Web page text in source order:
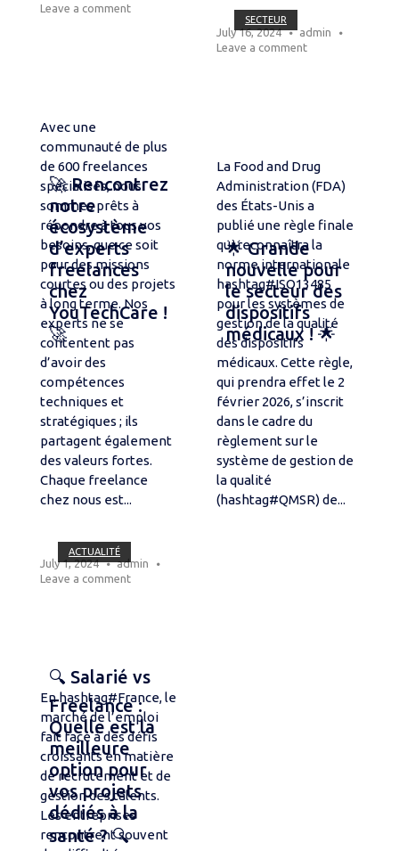
🚀 Rencontrez
notre
écosystème
d’experts
freelances
chez
YouTechCare !
🚀
Leave a comment
Avec une
communauté de plus
de 600 freelances
spécialisés, nous
sommes prêts à
répondre à tous vos
besoins, que ce soit
pour des missions
courtes ou des projets
à long terme. Nos
experts ne se
contentent pas
d’avoir des
compétences
techniques et
stratégiques ; ils
partagent également
des valeurs fortes.
Chaque freelance
chez nous est...
SECTEUR
🌟 Grande
nouvelle pour
le secteur des
dispositifs
médicaux ! 🌟
July 16, 2024
admin
Leave a comment
La Food and Drug
Administration (FDA)
des États-Unis a
publié une règle finale
qui reconnaîtra la
norme internationale
hashtag#ISO13485
pour les systèmes de
gestion de la qualité
des dispositifs
médicaux. Cette règle,
qui prendra effet le 2
février 2026, s’inscrit
dans le cadre du
règlement sur le
système de gestion de
la qualité
(hashtag#QMSR) de...
ACTUALITÉ
🔍 Salarié vs
Freelance :
Quelle est la
meilleure
option pour
vos projets
dédiés à la
santé ? 🔍
July 1, 2024
admin
Leave a comment
En hashtag#France, le
marché de l’emploi
fait face à des défis
croissants en matière
de recrutement et de
gestion des talents.
Les entreprises
rencontrent souvent